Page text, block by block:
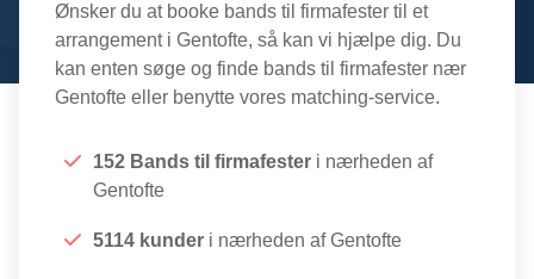
Ønsker du at booke bands til firmafester til et
arrangement i Gentofte, så kan vi hjælpe dig. Du
kan enten søge og finde bands til firmafester nær
Gentofte eller benytte vores matching-service.
152 Bands til firmafester i nærheden af
Gentofte
5114 kunder i nærheden af Gentofte